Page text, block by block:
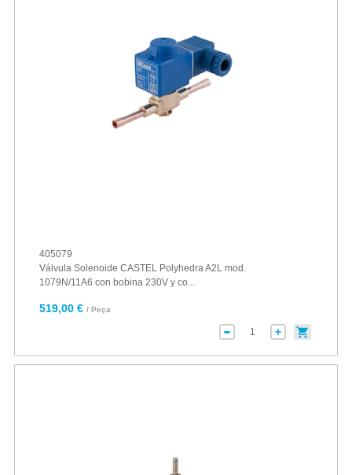
405079
Válvula Solenoide CASTEL Polyhedra A2L mod.
1079N/11A6 con bobina 230V y co...
519,00 € / Peça